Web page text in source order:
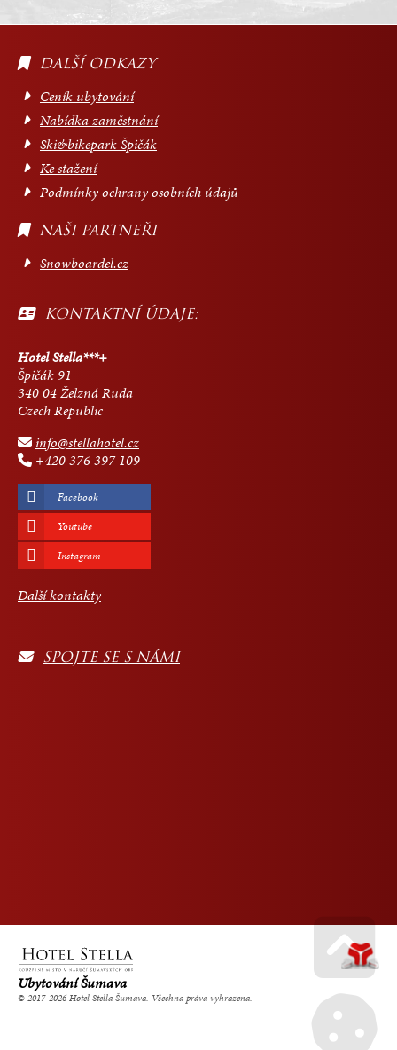
DALŠÍ ODKAZY
Ceník ubytování
Nabídka zaměstnání
Ski&bikepark Špičák
Ke stažení
Podmínky ochrany osobních údajů
NAŠI PARTNEŘI
Snowboardel.cz
KONTAKTNÍ ÚDAJE:
Hotel Stella***+
Špičák 91
340 04 Želzná Ruda
Czech Republic
info@stellahotel.cz
+420 376 397 109
Facebook
Youtube
Instagram
Další kontakty
SPOJTE SE S NÁMI
Ubytování Šumava
© 2017-2026 Hotel Stella Šumava. Všechna práva vyhrazena. Go